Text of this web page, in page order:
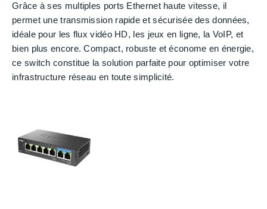
Grâce à ses multiples ports Ethernet haute vitesse, il
permet une transmission rapide et sécurisée des données,
idéale pour les flux vidéo HD, les jeux en ligne, la VoIP, et
bien plus encore. Compact, robuste et économe en énergie,
ce switch constitue la solution parfaite pour optimiser votre
infrastructure réseau en toute simplicité.